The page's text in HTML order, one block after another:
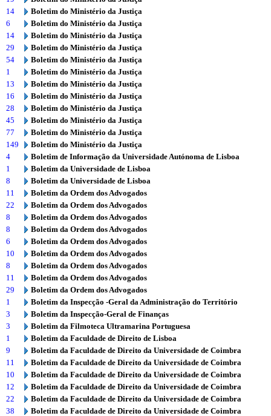
14
Boletim do Ministério da Justiça
6
Boletim do Ministério da Justiça
14
Boletim do Ministério da Justiça
29
Boletim do Ministério da Justiça
54
Boletim do Ministério da Justiça
1
Boletim do Ministério da Justiça
13
Boletim do Ministério da Justiça
16
Boletim do Ministério da Justiça
28
Boletim do Ministério da Justiça
45
Boletim do Ministério da Justiça
77
Boletim do Ministério da Justiça
149
Boletim do Ministério da Justiça
4
Boletim de Informação da Universidade Autónoma de Lisboa
1
Boletim da Universidade de Lisboa
8
Boletim da Universidade de Lisboa
11
Boletim da Ordem dos Advogados
22
Boletim da Ordem dos Advogados
8
Boletim da Ordem dos Advogados
8
Boletim da Ordem dos Advogados
6
Boletim da Ordem dos Advogados
10
Boletim da Ordem dos Advogados
8
Boletim da Ordem dos Advogados
11
Boletim da Ordem dos Advogados
29
Boletim da Ordem dos Advogados
1
Boletim da Inspecção -Geral da Administração do Território
3
Boletim da Inspecção-Geral de Finanças
3
Boletim da Filmoteca Ultramarina Portuguesa
1
Boletim da Faculdade de Direito de Lisboa
9
Boletim da Faculdade de Direito da Universidade de Coimbra
11
Boletim da Faculdade de Direito da Universidade de Coimbra
10
Boletim da Faculdade de Direito da Universidade de Coimbra
12
Boletim da Faculdade de Direito da Universidade de Coimbra
22
Boletim da Faculdade de Direito da Universidade de Coimbra
38
Boletim da Faculdade de Direito da Universidade de Coimbra